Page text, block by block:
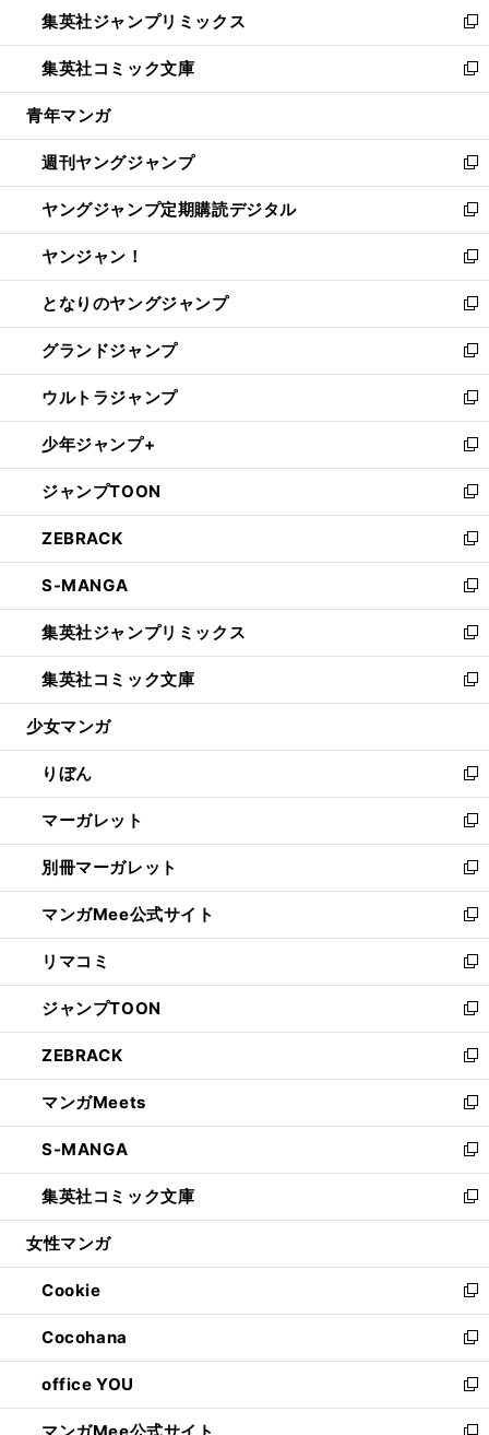
く
で
開
く
ド
ウ
で
開
ィ
ン
ド
ウ
開
く
い
ウ
ィ
ン
ウ
で
開
く
集英社ジャンプリミックス
新
し
い
ウ
ン
ド
ウ
で
開
く
集英社コミック文庫
新
し
ウ
ィ
ン
ド
ウ
で
開
く
青年マンガ
週刊ヤングジャンプ
新
し
い
ウ
ィ
ン
ド
ウ
で
開
く
ヤングジャンプ定期購読デジタル
新
し
い
ウ
ィ
ン
ド
ウ
で
開
く
ヤンジャン！
新
し
い
ウ
ィ
ン
ド
ウ
で
開
く
となりのヤングジャンプ
新
し
い
ウ
ィ
ン
ド
ウ
で
開
く
グランドジャンプ
新
し
い
ウ
ィ
ン
ド
ウ
で
開
く
ウルトラジャンプ
新
し
い
ウ
ィ
ン
ド
ウ
で
開
く
少年ジャンプ+
新
し
い
ウ
ィ
ン
ド
ウ
で
開
く
ジャンプTOON
新
し
い
ウ
ィ
ン
ド
ウ
で
開
ZEBRACK
新
し
い
ウ
ィ
ン
ド
ウ
開
く
S-MANGA
新
し
い
ウ
ィ
ン
ウ
で
開
く
集英社ジャンプリミックス
新
し
い
ウ
ン
ド
ウ
で
開
く
集英社コミック文庫
新
し
ウ
ィ
ン
ド
ウ
で
開
く
少女マンガ
りぼん
新
し
い
ウ
ィ
ン
ド
ウ
で
開
く
マーガレット
新
し
い
ウ
ィ
ン
ド
ウ
で
開
く
別冊マーガレット
新
し
い
ウ
ィ
ン
ド
ウ
で
開
く
マンガMee公式サイト
新
し
い
ウ
ィ
ン
ド
ウ
で
開
く
リマコミ
新
し
い
ウ
ィ
ン
ド
ウ
で
開
く
ジャンプTOON
新
し
い
ウ
ィ
ン
ド
ウ
で
開
ZEBRACK
新
し
い
ウ
ィ
ン
ド
ウ
開
く
マンガMeets
新
し
い
ウ
ィ
ン
ウ
で
開
く
S-MANGA
新
し
い
ウ
ン
ド
ウ
で
開
く
集英社コミック文庫
新
し
ウ
ィ
ン
ド
ウ
で
開
く
女性マンガ
Cookie
新
し
い
ウ
ィ
ン
Cocohana
新
し
い
ウ
office YOU
新
し